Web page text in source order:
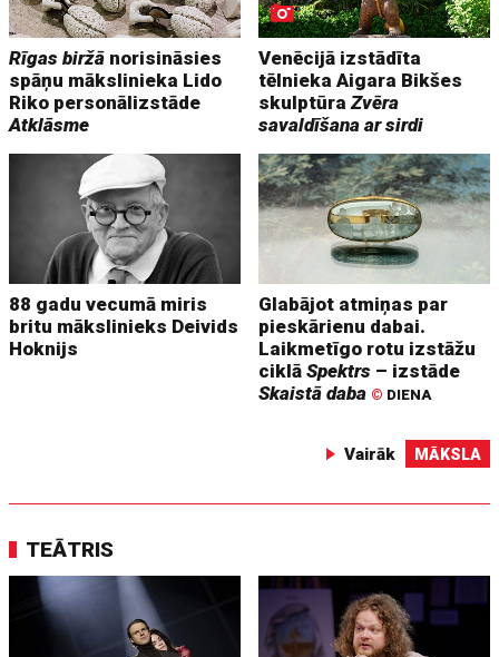
Rīgas biržā norisināsies
spāņu mākslinieka Lido
Riko personālizstāde
Atklāsme
Venēcijā izstādīta
tēlnieka Aigara Bikšes
skulptūraZvēra
savaldīšana ar sirdi
88 gadu vecumā miris
britu mākslinieks Deivids
Hoknijs
Glabājot atmiņas par
pieskārienu dabai.
Laikmetīgo rotu izstāžu
ciklāSpektrs – izstāde
Skaistā daba © DIENA
Vairāk MĀKSLA
TEĀTRIS